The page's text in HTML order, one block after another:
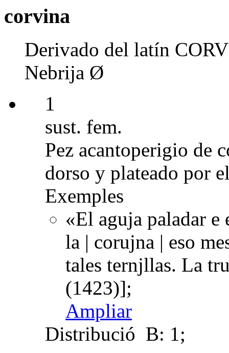
corvina
Derivado del latín
Nebrija Ø
1
sust. fem.
Pez acantoperigio de
dorso y plateado por
Exemples
«El aguja paladar e
la | corujna | eso
tales ternjllas. La
(1423)];
Ampliar
Distribució B: 1;